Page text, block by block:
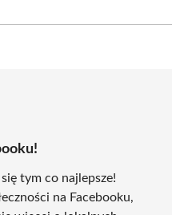
tym co najlepsze!
na Facebooku,